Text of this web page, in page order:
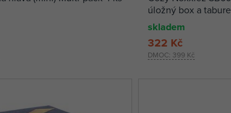
úložný box a
skladem
DMOC: 399 Kč
322 Kč